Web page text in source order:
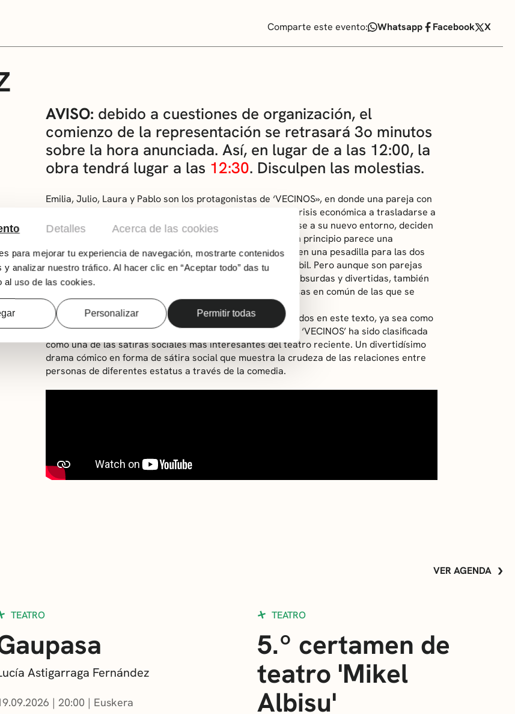
Detalles Acerca de las cookies
para mejorar tu experiencia de navegación, mostrarte contenidos
y analizar nuestro tráfico. Al hacer clic en “Aceptar todo” das tu
al uso de las cookies.
Personalizar Permitir todas
Comparte este evento: Whatsapp Facebook X
AVISO: debido a cuestiones de organización, el
comienzo de la representación se retrasará 3o minutos
sobre la hora anunciada. Así, en lugar de a las 12:00, la
obra tendrá lugar a las 12:30. Disculpen las molestias.
Emilia, Julio, Laura y Pablo son los protagonistas de ‘VECINOS», en donde una pareja con
un estatus social y cultural elevado se ve obligada por la crisis económica a trasladarse a
un barrio más humilde de la periferia. Para poder adaptarse a su nuevo entorno, deciden
empezar a relacionarse con sus vecinos. Pero lo que en un principio parece una
declaración de buenas intenciones, acaba convirtiéndose en una pesadilla para las dos
partes, causando un daño irreparable en la pareja más débil. Pero aunque son parejas
muy distintas, y el argumento da lugar a situaciones muy absurdas y divertidas, también
refleja que las clases sociales altas y bajas tienen más cosas en común de las que se
creían.
Por ello, cada uno de nosotros podremos vernos identificados en este texto, ya sea como
víctimas o verdugos, en algún momento de nuestras vidas. ‘VECINOS’ ha sido clasificada
como una de las sátiras sociales más interesantes del teatro reciente. Un divertidísimo
drama cómico en forma de sátira social que muestra la crudeza de las relaciones entre
personas de diferentes estatus a través de la comedia.
VER AGENDA
TEATRO
Astigarraga Fernández
| 20:00
Euskera
TEATRO
5.º certamen de
teatro 'Mikel
Albisu'